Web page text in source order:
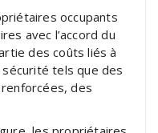
occupants
avec l’accord du
des coûts liés à
sécurité tels que des
des